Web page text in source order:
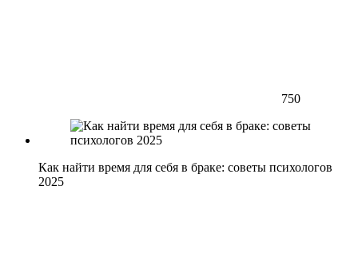
750
Как найти время для себя в браке: советы психологов
2025